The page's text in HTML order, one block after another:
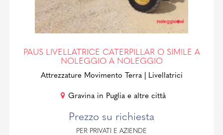
PAUS LIVELLATRICE CATERPILLAR O SIMILE A
NOLEGGIO A NOLEGGIO
Attrezzature Movimento Terra | Livellatrici
Gravina in Puglia e altre città
Prezzo su richiesta
PER PRIVATI E AZIENDE